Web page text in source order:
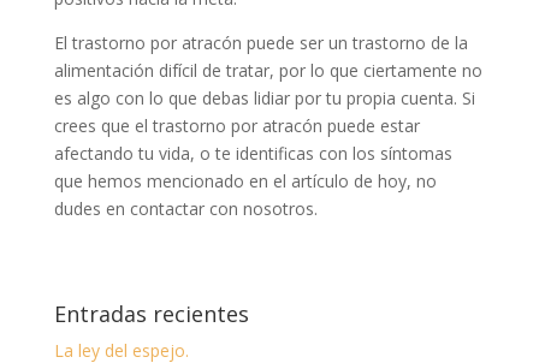
El trastorno por atracón puede ser un trastorno de la
alimentación difícil de tratar, por lo que ciertamente no
es algo con lo que debas lidiar por tu propia cuenta. Si
crees que el trastorno por atracón puede estar
afectando tu vida, o te identificas con los síntomas
que hemos mencionado en el artículo de hoy, no
dudes en contactar con nosotros.
Entradas recientes
La ley del espejo.